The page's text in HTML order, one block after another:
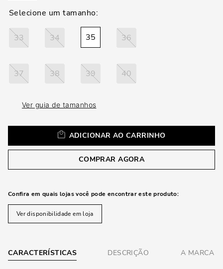
33 34 35 36
37 38 39 40
Ver guia de tamanhos
ADICIONAR AO CARRINHO
COMPRAR AGORA
Confira em quais lojas você pode encontrar este produto:
Ver disponibilidade em loja
CARACTERÍSTICAS DESCRIÇÃO A MARCA